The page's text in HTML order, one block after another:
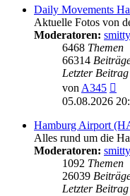
Daily Movements
Aktuelle Fotos von
Moderatoren: smitty
6468 Themen
66314
Letzter Beitrag
vonA345
05.08.2026
Hamburg Airport
Alles rund um die
Moderatoren: smitty
1092 Themen
26039
Letzter Beitrag